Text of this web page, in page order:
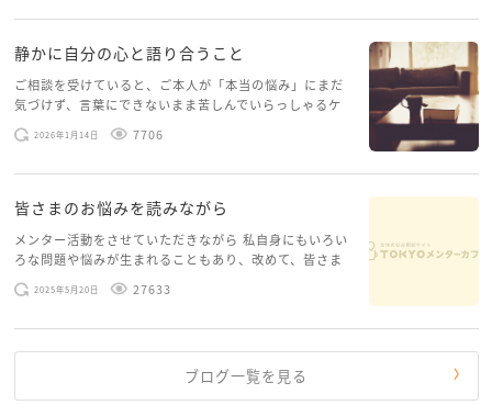
静かに自分の心と語り合うこと
ご相談を受けていると、ご本人が「本当の悩み」にまだ
気づけず、言葉にできないまま苦しんでいらっしゃるケ
ースがありますお悩みというのは、心の深いところ（深
層心理）に触れることで、まったく違う角度から解決の
2026年1月14日 7706
皆さまのお悩みを読みながら
メンター活動をさせていただきながら 私自身にもいろい
ろな問題や悩みが生まれることもあり、改めて、皆さま
のお悩みを読みながら 「みんな、もがいてる。わたし
だけじゃないんだな」と、逆に励まされるような日々で
2025年5月20日 27633
ブログ一覧を見る